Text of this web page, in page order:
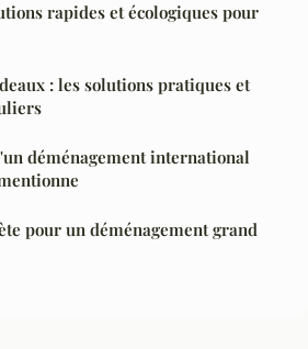
rapides et écologiques pour
: les solutions pratiques et
déménagement international
pour un déménagement grand